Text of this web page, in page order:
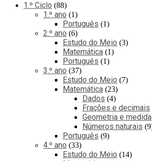
1.º Ciclo 88
1.º ano 1
Português 1
2.º ano 6
Estudo do Meio 3
Matemática 1
Português 1
3.º ano 37
Estudo do Meio 7
Matemática 23
Dados 4
Frações e decimais
Geometria e medida
Números naturais 9
Português 9
4.º ano 33
Estudo do Meio 14